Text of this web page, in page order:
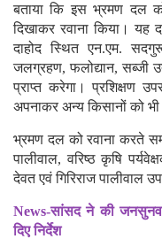
बताया कि इस भ्रमण दल
दिखाकर रवाना किया।
दाहोद स्थित एन.एम.
जलग्रहण, फलोद्यान, सब्जी
प्राप्त करेगा। प्रशिक्षण
अपनाकर अन्य किसानों को
भ्रमण दल को रवाना करते
पालीवाल, वरिष्ठ कृषि
देवत एवं गिरिराज पालीवाल
News-सांसद ने की
दिए निर्देश